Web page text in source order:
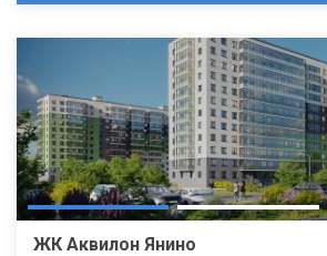
ЖК Аквилон Янино